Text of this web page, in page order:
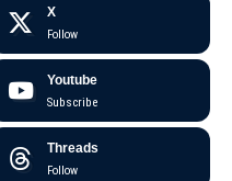
X
Follow
Youtube
Subscribe
Threads
Follow